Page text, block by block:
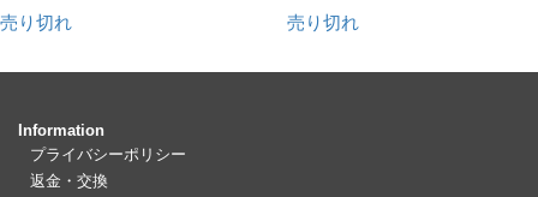
売り切れ 売り切れ
Information
プライバシーポリシー
返金・交換